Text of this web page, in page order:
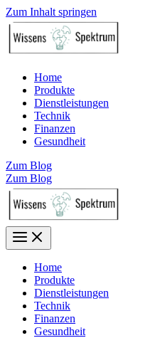
Zum Inhalt springen
Home
Produkte
Dienstleistungen
Technik
Finanzen
Gesundheit
Zum Blog
Zum Blog
Home
Produkte
Dienstleistungen
Technik
Finanzen
Gesundheit